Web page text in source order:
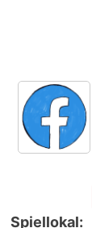
Spiellokal: